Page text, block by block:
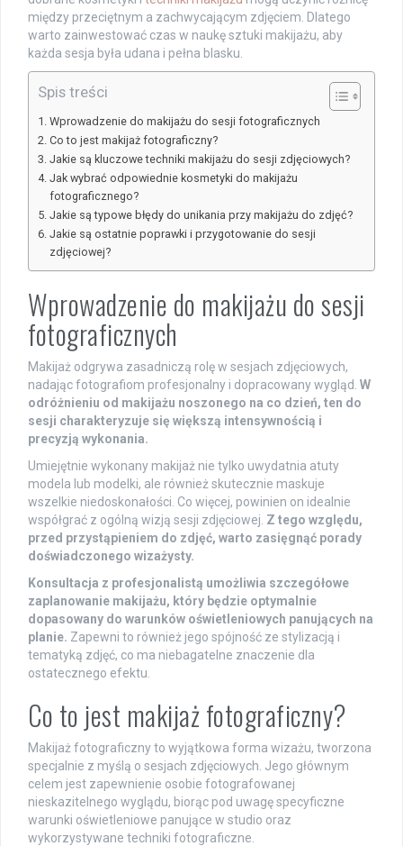
między przeciętnym a zachwycającym zdjęciem. Dlatego
warto zainwestować czas w naukę sztuki makijażu, aby
każda sesja była udana i pełna blasku.
Spis treści
Wprowadzenie do makijażu do sesji fotograficznych
Co to jest makijaż fotograficzny?
Jakie są kluczowe techniki makijażu do sesji zdjęciowych?
Jak wybrać odpowiednie kosmetyki do makijażu
fotograficznego?
Jakie są typowe błędy do unikania przy makijażu do zdjęć?
Jakie są ostatnie poprawki i przygotowanie do sesji
zdjęciowej?
Wprowadzenie do makijażu do sesji
fotograficznych
Makijaż odgrywa zasadniczą rolę w sesjach zdjęciowych,
nadając fotografiom profesjonalny i dopracowany wygląd. W
odróżnieniu od makijażu noszonego na co dzień, ten do
sesji charakteryzuje się większą intensywnością i
precyzją wykonania.
Umiejętnie wykonany makijaż nie tylko uwydatnia atuty
modela lub modelki, ale również skutecznie maskuje
wszelkie niedoskonałości. Co więcej, powinien on idealnie
współgrać z ogólną wizją sesji zdjęciowej. Z tego względu,
przed przystąpieniem do zdjęć, warto zasięgnąć porady
doświadczonego wizażysty.
Konsultacja z profesjonalistą umożliwia szczegółowe
zaplanowanie makijażu, który będzie optymalnie
dopasowany do warunków oświetleniowych panujących na
planie. Zapewni to również jego spójność ze stylizacją i
tematyką zdjęć, co ma niebagatelne znaczenie dla
ostatecznego efektu.
Co to jest makijaż fotograficzny?
Makijaż fotograficzny to wyjątkowa forma wizażu, tworzona
specjalnie z myślą o sesjach zdjęciowych. Jego głównym
celem jest zapewnienie osobie fotografowanej
nieskazitelnego wyglądu, biorąc pod uwagę specyficzne
warunki oświetleniowe panujące w studio oraz
wykorzystywane techniki fotograficzne.